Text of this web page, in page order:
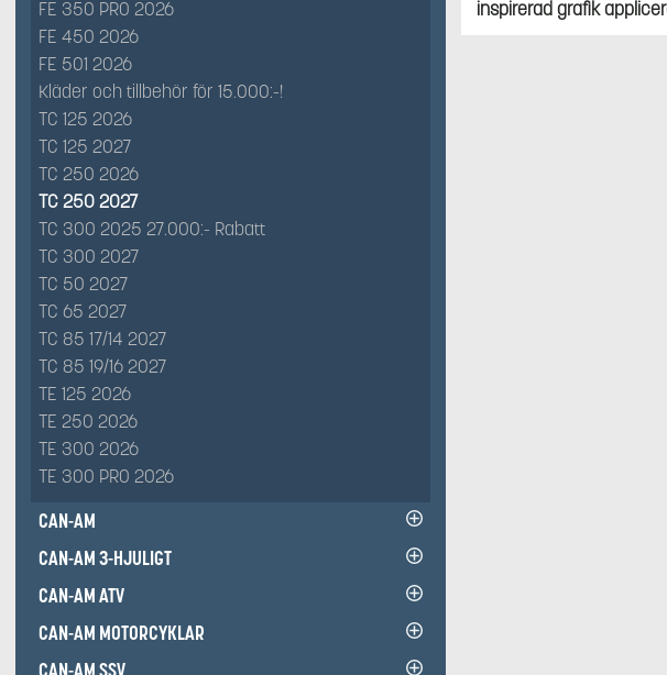
FE 350 PRO 2026
FE 450 2026
FE 501 2026
Kläder och tillbehör för 15.000:-!
TC 125 2026
TC 125 2027
TC 250 2026
TC 250 2027
TC 300 2025 27.000:- Rabatt
TC 300 2027
TC 50 2027
TC 65 2027
TC 85 17/14 2027
TC 85 19/16 2027
TE 125 2026
TE 250 2026
TE 300 2026
TE 300 PRO 2026
CAN-AM
CAN-AM 3-HJULIGT
CAN-AM ATV
CAN-AM MOTORCYKLAR
inspirerad grafik